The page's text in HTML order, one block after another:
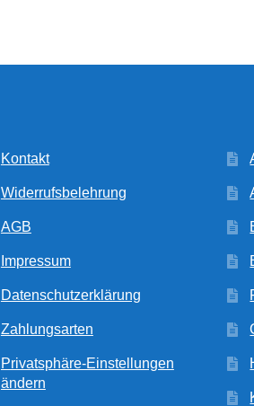
Kontakt
Widerrufsbelehrung
AGB
Impressum
Datenschutzerklärung
Zahlungsarten
Privatsphäre-Einstellungen
ändern